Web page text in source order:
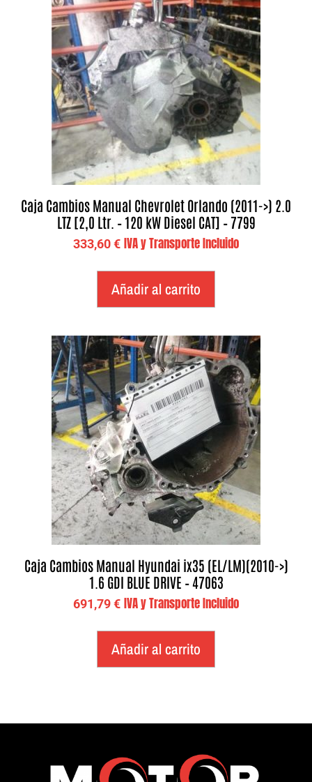
Caja Cambios Manual Chevrolet Orlando (2011->) 2.0
LTZ [2,0 Ltr. – 120 kW Diesel CAT] – 7799
333,60€ IVA y Transporte Incluido
Añadir al carrito
Caja Cambios Manual Hyundai ix35 (EL/LM)(2010->)
1.6 GDI BLUE DRIVE – 47063
691,79€ IVA y Transporte Incluido
Añadir al carrito